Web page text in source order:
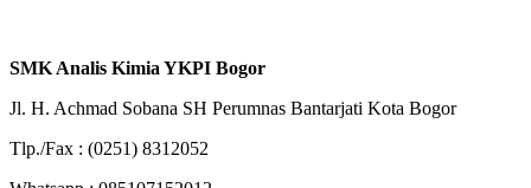
SMK Analis Kimia YKPI Bogor
Jl. H. Achmad Sobana SH Perumnas Bantarjati Kota Bogor
Tlp./Fax : (0251) 8312052